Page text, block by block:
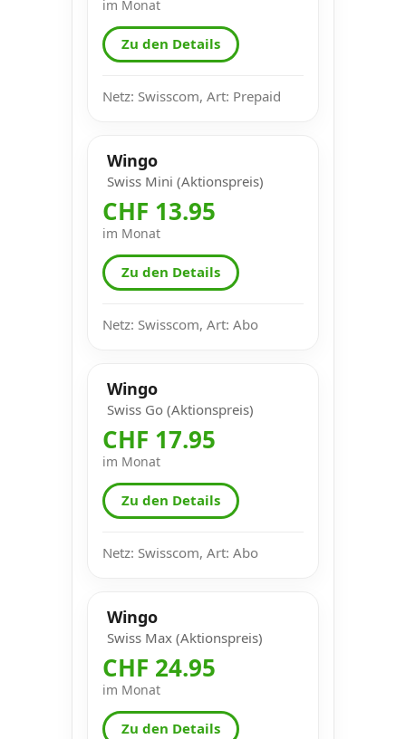
im Monat
Zu den Details
Netz: Swisscom, Art: Prepaid
Wingo
Swiss Mini (Aktionspreis)
CHF 13.95
im Monat
Zu den Details
Netz: Swisscom, Art: Abo
Wingo
Swiss Go (Aktionspreis)
CHF 17.95
im Monat
Zu den Details
Netz: Swisscom, Art: Abo
Wingo
Swiss Max (Aktionspreis)
CHF 24.95
im Monat
Zu den Details